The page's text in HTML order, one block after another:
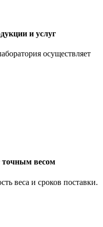
и услуг
осуществляет
точным весом
веса и сроков поставки.